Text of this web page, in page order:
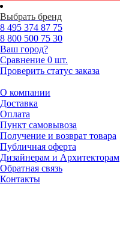
Выбрать бренд
8 495 374 87 75
8 800 500 75 30
Ваш город?
Сравнение 0 шт.
Проверить статус заказа
О компании
Доставка
Оплата
Пункт самовывоза
Получение и возврат товара
Публичная оферта
Дизайнерам и Архитекторам
Обратная связь
Контакты